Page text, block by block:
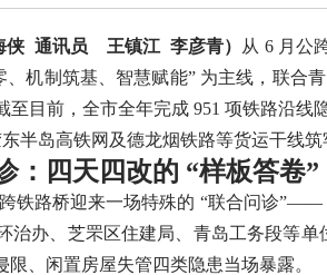
侠 通讯员 王镇江 李彦青） 从 6 月公
机制筑基、智慧赋能” 为主线，联合
目前，全市全年完成 951 项铁路沿线
半岛高铁网及德龙烟铁路等货运干线筑
：四天四改的 “样板答卷”
铁路桥迎来一场特殊的 “联合问诊”——
治办、芝罘区住建局、青岛工务段等单
、闲置房屋失管四类隐患当场暴露。